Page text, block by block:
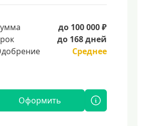
до 100 000 ₽
до 168 дней
Среднее
Оформить